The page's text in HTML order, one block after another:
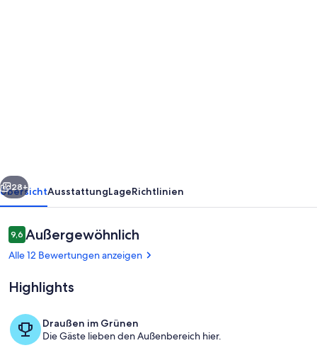
und
WLAN
Unterkunftsgelände
Weiter
28+
ÜbersichtAusstattungLageRichtlinien
Bewertungen
9,69,6 von 10.
Außergewöhnlich
Alle 12 Bewertungen anzeigen
Highlights
Draußen im Grünen
Die Gäste lieben den Außenbereich hier.